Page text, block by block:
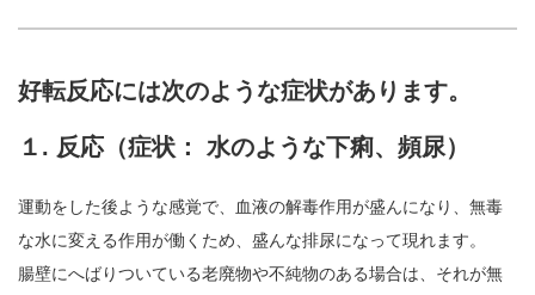
好転反応には次のような症状があります。
１. 反応（症状： 水のような下痢、頻尿）
運動をした後ような感覚で、血液の解毒作用が盛んになり、無毒
な水に変える作用が働くため、盛んな排尿になって現れます。
腸壁にへばりついている老廃物や不純物のある場合は、それが無